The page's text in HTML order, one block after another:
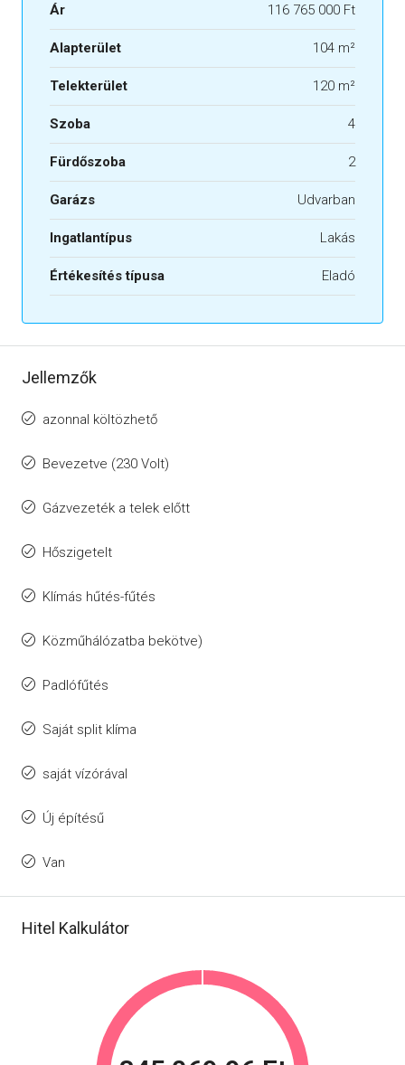
Ár 116 765 000 Ft
Alapterület 104 m²
Telekterület 120 m²
Szoba 4
Fürdőszoba 2
Garázs Udvarban
Ingatlantípus Lakás
Értékesítés típusa Eladó
Jellemzők
azonnal költözhető
Bevezetve (230 Volt)
Gázvezeték a telek előtt
Hőszigetelt
Klímás hűtés-fűtés
Közműhálózatba bekötve)
Padlófűtés
Saját split klíma
saját vízórával
Új építésű
Van
Hitel Kalkulátor